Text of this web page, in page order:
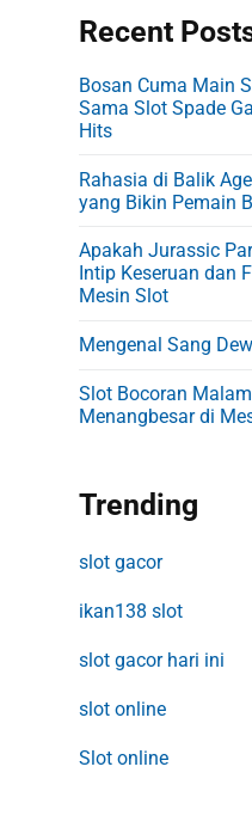
Recent
Bosan Cuma Main
Sama Slot Spade
Hits
Rahasia di Balik
yang Bikin Pemain
Apakah Jurassic
Intip Keseruan dan
Mesin Slot
Mengenal Sang
Slot Bocoran
Menangbesar di
Trending
slot gacor
ikan138 slot
slot gacor hari ini
slot online
Slot online